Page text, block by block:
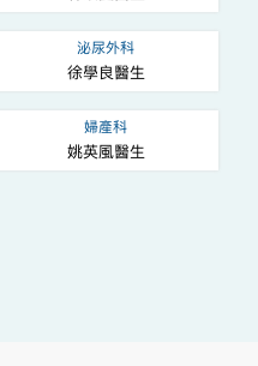
泌尿外科
徐學良醫生
婦產科
姚英風醫生